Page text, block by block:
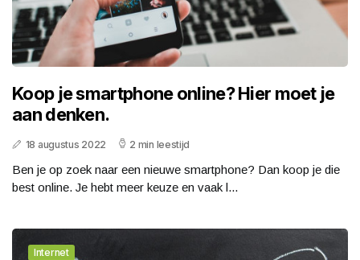
Koop je smartphone online? Hier moet je
aan denken.
18 augustus 2022 2 min leestijd
Ben je op zoek naar een nieuwe smartphone? Dan koop je die
best online. Je hebt meer keuze en vaak l...
Internet